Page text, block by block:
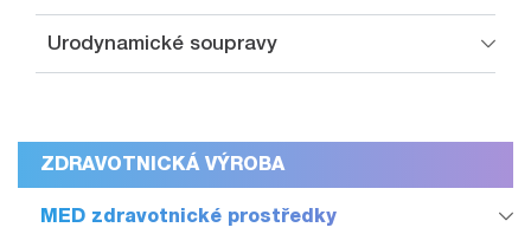
ZDRAVOTNICKÁ VÝROBA
MED zdravotnické prostředky
Urodynamické soupravy